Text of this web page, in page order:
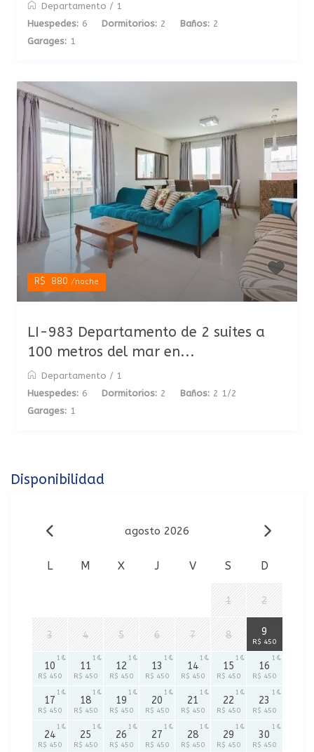
Departamento / 1
Huespedes: 6 Dormitorios: 2 Baños: 2
Garages: 1
R$ 880/noche
LI-983 Departamento de 2 suites a
100 metros del mar en...
Departamento / 1
Huespedes: 6 Dormitorios: 2 Baños: 2 1/2
Garages: 1
Disponibilidad
agosto 2026
L M X J V S D
1 2
3 4 5 6 7 8 9
R$ 450
10
R$ 450
1
11
R$ 450
1
12
R$ 450
1
13
R$ 450
1
14
R$ 450
1
15
R$ 450
1
16
R$ 450
1
17
R$ 450
1
18
R$ 450
1
19
R$ 450
1
20
R$ 450
1
21
R$ 450
1
22
R$ 450
1
23
R$ 450
1
24
R$ 450
1
25
R$ 450
1
26
R$ 450
1
27
R$ 450
1
28
R$ 450
1
29
R$ 450
1
30
R$ 450
1